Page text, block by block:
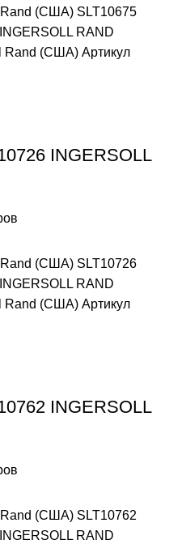
Rand (США) SLT10675
RAND
Rand (США) Артикул
INGERSOLL
Rand (США) SLT10726
RAND
Rand (США) Артикул
INGERSOLL
Rand (США) SLT10762
RAND